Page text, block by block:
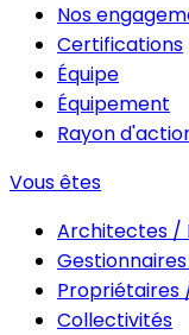
Nos
Certifications
Équipe
Équipement
Rayon
Vous êtes
Architectes /
Propriétaires
Collectivités